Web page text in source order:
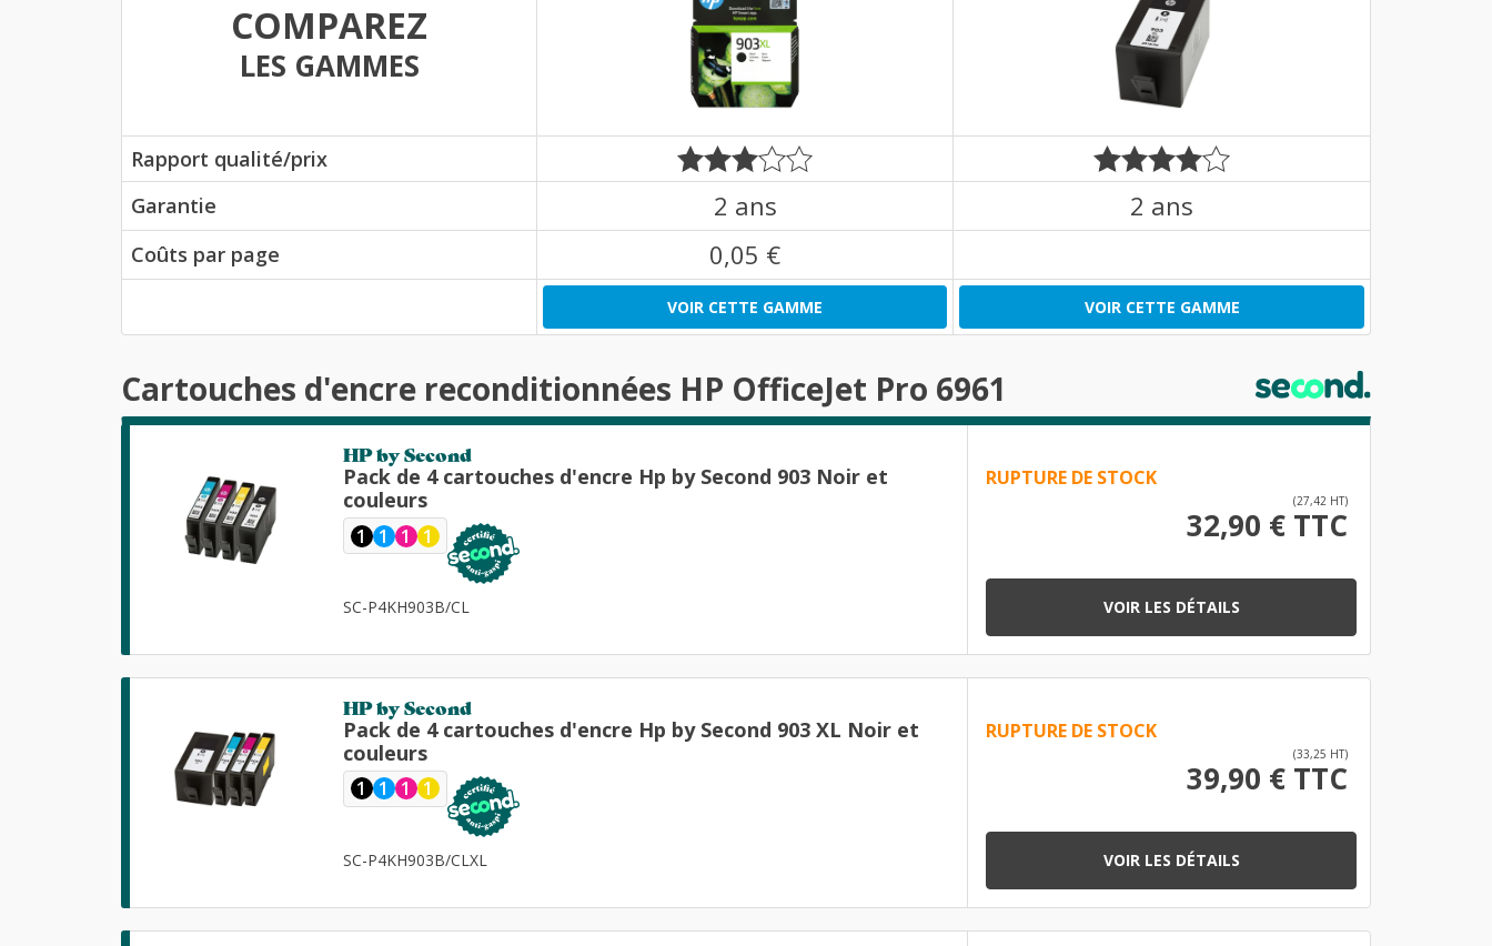
COMPAREZ
LES GAMMES
Rapport qualité/prix
Garantie
2 ans 2 ans
Coûts par page 0,05 €
VOIR CETTE GAMME VOIR CETTE GAMME
Cartouches d'encre reconditionnées HP OfficeJet Pro 6961
HP by Second
Pack de 4 cartouches d'encre Hp by Second 903 Noir et
couleurs
1 1 1 1
SC-P4KH903B/CL
RUPTURE DE STOCK
(27,42 HT)
32,90 € TTC
VOIR LES DÉTAILS
HP by Second
Pack de 4 cartouches d'encre Hp by Second 903 XL Noir et
couleurs
1 1 1 1
SC-P4KH903B/CLXL
RUPTURE DE STOCK
(33,25 HT)
39,90 € TTC
VOIR LES DÉTAILS